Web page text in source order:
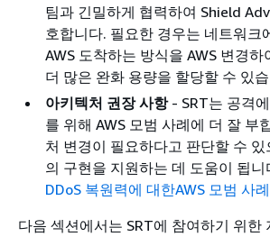
팀과 긴밀하게 협력하여 Shield
호합니다. 필요한 경우는 네트워크
AWS 도착하는 방식을 AWS 변경
더 많은 완화 용량을 할당할 수 있
아키텍처 권장 사항- SRT는 공격
를 위해 AWS 모범 사례에 더 잘 부
처 변경이 필요하다고 판단할 수
의 구현을 지원하는 데 도움이 됩
DDoS 복원력에 대한AWS 모범 사례
다음 섹션에서는 SRT에 참여하기 위한